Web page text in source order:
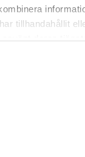
tillhandahållit
deras
via webbplatsens
återkallat
som skett
FASS
och online i
du är så är det